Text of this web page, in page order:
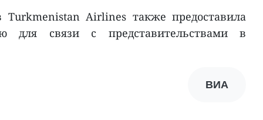
Turkmenistan Airlines также предоставила
для связи с представительствами в
ВИА